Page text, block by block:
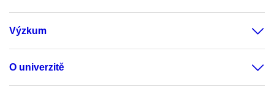
Výzkum
O univerzitě